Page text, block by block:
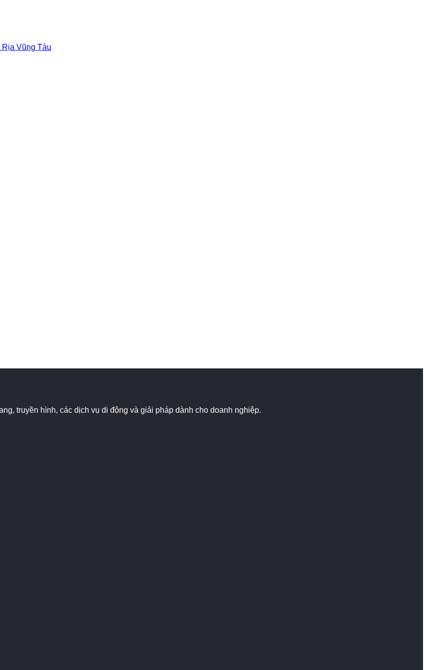
Vũng Tàu
truyền hình, các dịch vụ di động và giải pháp dành cho doanh nghiệp.